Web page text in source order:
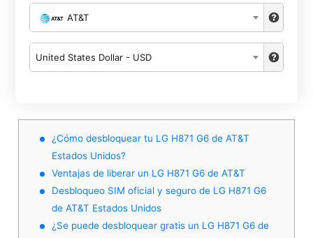
AT&T
United States Dollar - USD
¿Cómo desbloquear tu LG H871 G6 de AT&T
Estados Unidos?
Ventajas de liberar un LG H871 G6 de AT&T
Desbloqueo SIM oficial y seguro de LG H871 G6
de AT&T Estados Unidos
¿Se puede desbloquear gratis un LG H871 G6 de